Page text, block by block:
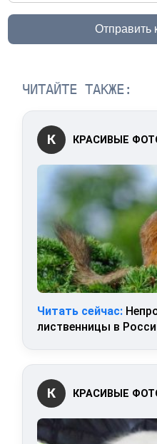
Отправить
ЧИТАЙТЕ ТАКЖЕ:
К КРАСИВЫЕ
Читать сейчас:
лиственницы в
К КРАСИВЫЕ